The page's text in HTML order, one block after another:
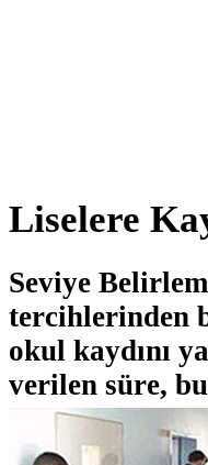
Liselere
Seviye
tercihlerinden
okul kaydını
verilen süre,